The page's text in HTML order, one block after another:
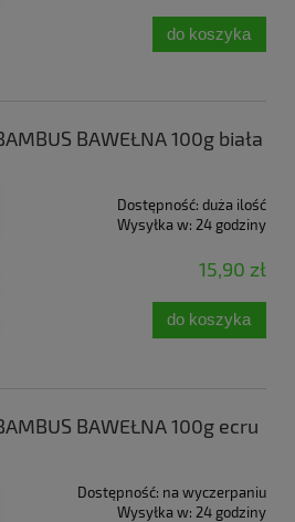
do koszyka
BAWEŁNA 100g biała
Dostępność: duża ilość
Wysyłka w: 24 godziny
15,90 zł
do koszyka
BAWEŁNA 100g ecru
Dostępność: na wyczerpaniu
Wysyłka w: 24 godziny